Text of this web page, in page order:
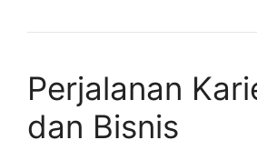
Perjalanan
dan Bisnis